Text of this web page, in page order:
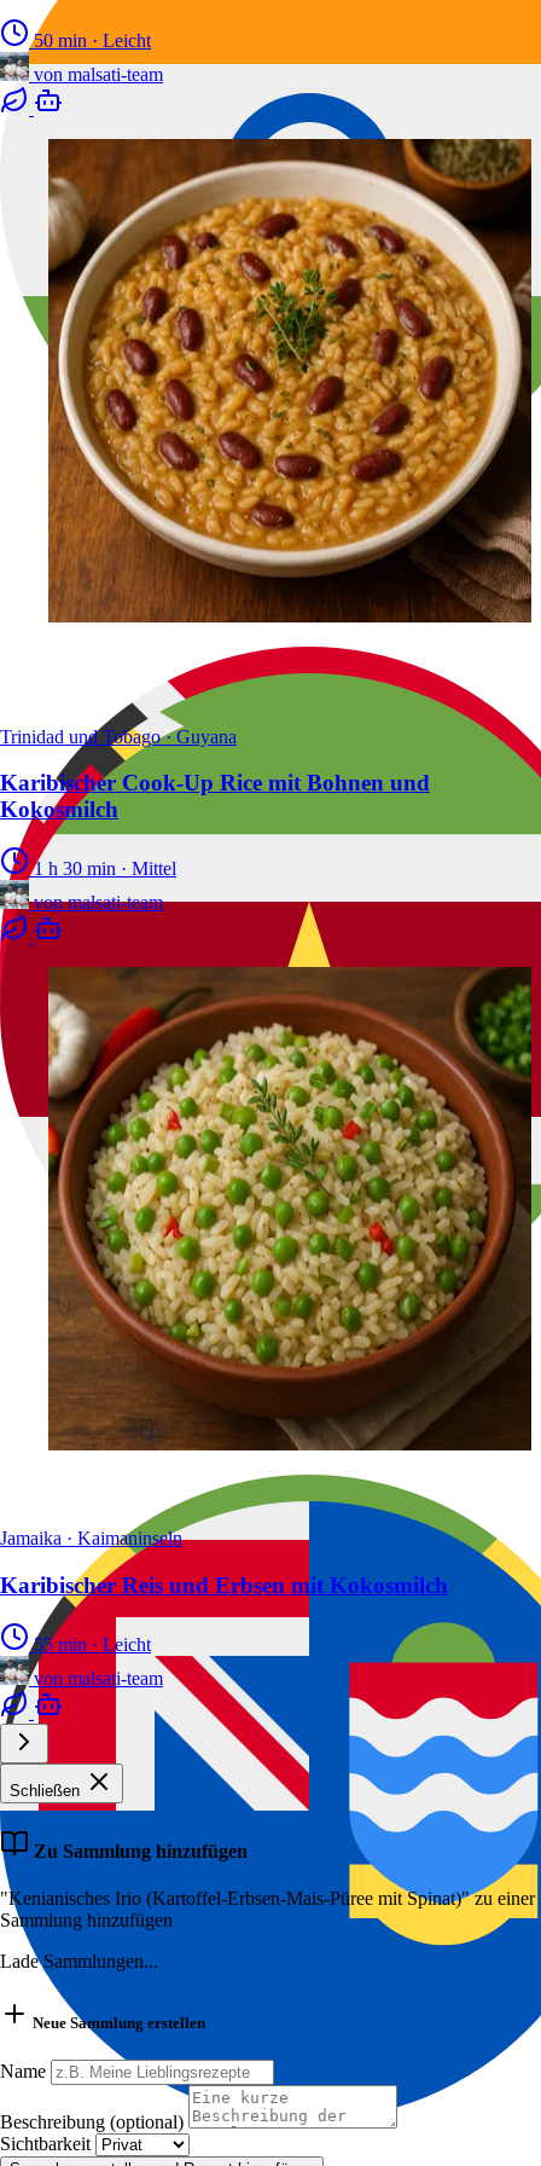
50 min · Leicht
von malsati-team
Trinidad und Tobago · Guyana
Karibischer Cook-Up Rice mit Bohnen und
Kokosmilch
1 h 30 min · Mittel
von malsati-team
Jamaika · Kaimaninseln
Karibischer Reis und Erbsen mit Kokosmilch
55 min · Leicht
von malsati-team
Schließen
Zu Sammlung hinzufügen
"Kenianisches Irio (Kartoffel-Erbsen-Mais-Püree mit Spinat)" zu einer
Sammlung hinzufügen
Lade Sammlungen...
Neue Sammlung erstellen
Name
Beschreibung (optional)
Sichtbarkeit